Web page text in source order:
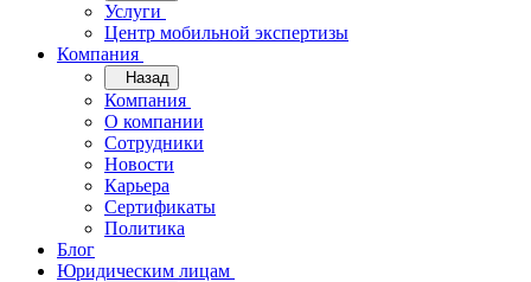
Услуги
Центр мобильной экспертизы
Компания
Назад
Компания
О компании
Сотрудники
Новости
Карьера
Сертификаты
Политика
Блог
Юридическим лицам